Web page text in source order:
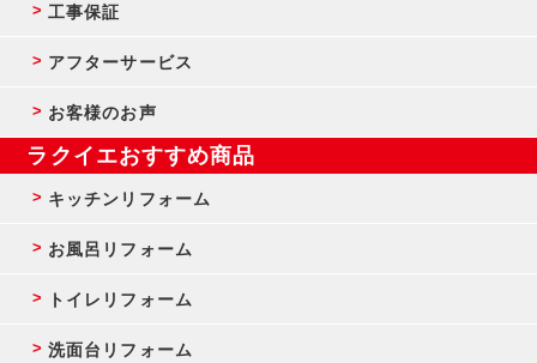
工事保証
アフターサービス
お客様のお声
ラクイエおすすめ商品
キッチンリフォーム
お風呂リフォーム
トイレリフォーム
洗面台リフォーム